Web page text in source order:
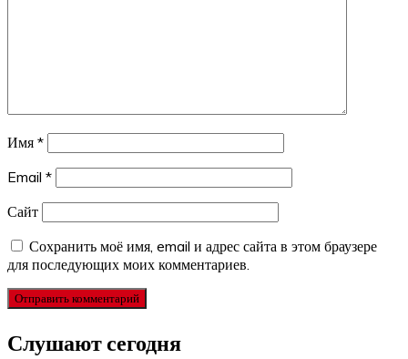
Имя *
Email *
Сайт
Сохранить моё имя, email и адрес сайта в этом браузере
для последующих моих комментариев.
Слушают сегодня